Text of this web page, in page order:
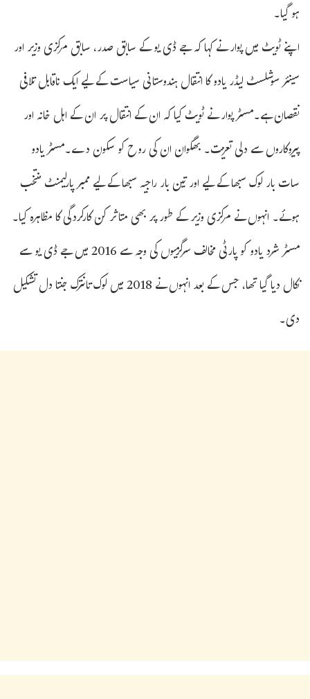
ہو گیا۔
اپنے ٹویٹ میں پوار نے کہا کہ جے ڈی یو کے سابق صدر، سابق مرکزی وزیر اور
سینئر سوشلسٹ لیڈر یادو کا انتقال ہندوستانی سیاست کے لیے ایک ناقابل تلافی
نقصان ہے۔مسٹر پوار نے ٹویٹ کیا کہ ان کے انتقال پر ان کے اہل خانہ اور
پیروکاروں سے دلی تعزیت۔ بھگوان ان کی روح کو سکون دے۔مسٹر یادو
سات بار لوک سبھا کے لیے اور تین بار راجیہ سبھا کے لیے ممبر پارلیمنٹ منتخب
ہوئے۔ انہوں نے مرکزی وزیر کے طور پر بھی متاثر کن کارکردگی کا مظاہرہ کیا۔
مسٹر شرد یادو کو پارٹی مخالف سرگرمیوں کی وجہ سے 2016 میں جے ڈی یو سے
نکال دیا گیا تھا، جس کے بعد انہوں نے 2018 میں لوک تانترک جنتا دل تشکیل
دی۔